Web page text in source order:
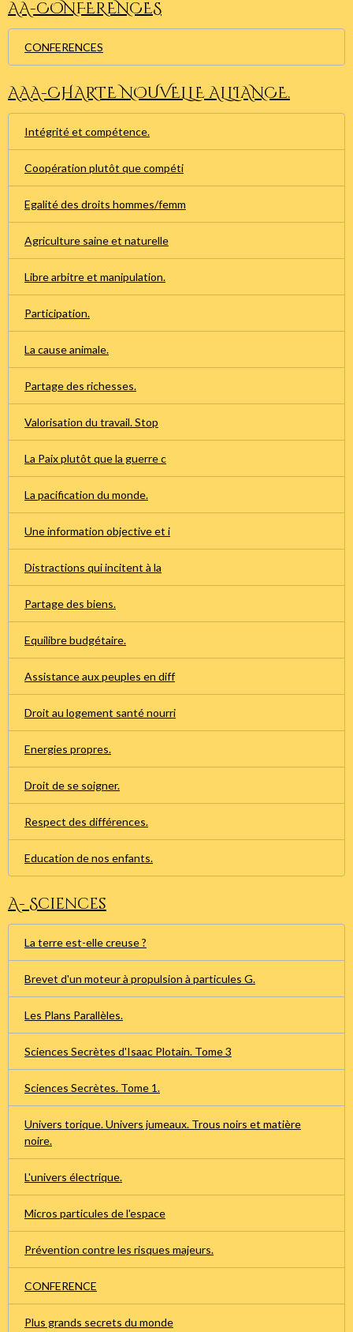
AA-CONFERENCES
CONFERENCES
AAA-CHARTE NOUVELLE ALLIANCE.
Intégrité et compétence.
Coopération plutôt que compéti
Egalité des droits hommes/femm
Agriculture saine et naturelle
Libre arbitre et manipulation.
Participation.
La cause animale.
Partage des richesses.
Valorisation du travail. Stop
La Paix plutôt que la guerre c
La pacification du monde.
Une information objective et i
Distractions qui incitent à la
Partage des biens.
Equilibre budgétaire.
Assistance aux peuples en diff
Droit au logement santé nourri
Energies propres.
Droit de se soigner.
Respect des différences.
Education de nos enfants.
A- Sciences
La terre est-elle creuse ?
Brevet d'un moteur à propulsion à particules G.
Les Plans Parallèles.
Sciences Secrètes d'Isaac Plotain. Tome 3
Sciences Secrètes. Tome 1.
Univers torique. Univers jumeaux. Trous noirs et matière
noire.
L'univers électrique.
Micros particules de l'espace
Prévention contre les risques majeurs.
CONFERENCE
Plus grands secrets du monde